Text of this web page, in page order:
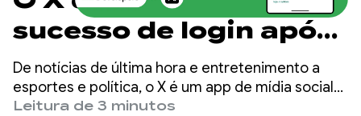
sucesso de login após
adotar as chaves de
acesso
De notícias de última hora e entretenimento a
esportes e política, o X é um app de mídia social
que ajuda quase 500 milhões de usuários no
Leitura de 3 minutos